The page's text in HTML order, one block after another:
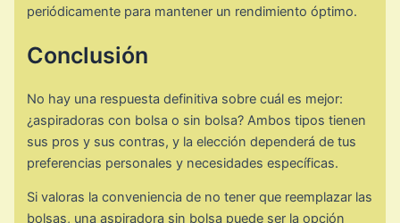
periódicamente para mantener un rendimiento óptimo.
Conclusión
No hay una respuesta definitiva sobre cuál es mejor:
¿aspiradoras con bolsa o sin bolsa? Ambos tipos tienen
sus pros y sus contras, y la elección dependerá de tus
preferencias personales y necesidades específicas.
Si valoras la conveniencia de no tener que reemplazar las
bolsas, una aspiradora sin bolsa puede ser la opción